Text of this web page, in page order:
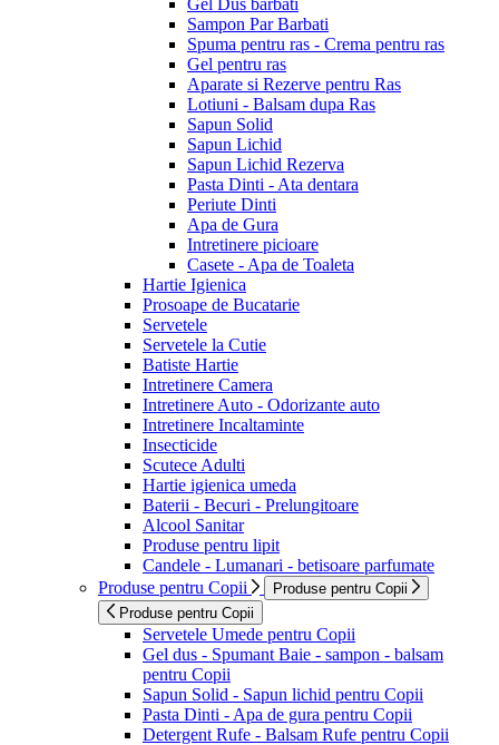
Sampon Par Barbati
Spuma pentru ras - Crema pentru ras
Gel pentru ras
Aparate si Rezerve pentru Ras
Lotiuni - Balsam dupa Ras
Sapun Solid
Sapun Lichid
Sapun Lichid Rezerva
Pasta Dinti - Ata dentara
Periute Dinti
Apa de Gura
Intretinere picioare
Casete - Apa de Toaleta
Hartie Igienica
Prosoape de Bucatarie
Servetele
Servetele la Cutie
Batiste Hartie
Intretinere Camera
Intretinere Auto - Odorizante auto
Intretinere Incaltaminte
Insecticide
Scutece Adulti
Hartie igienica umeda
Baterii - Becuri - Prelungitoare
Alcool Sanitar
Produse pentru lipit
Candele - Lumanari - betisoare parfumate
Produse pentru Copii
Produse pentru Copii
Produse pentru Copii
Servetele Umede pentru Copii
Gel dus - Spumant Baie - sampon - balsam
pentru Copii
Sapun Solid - Sapun lichid pentru Copii
Pasta Dinti - Apa de gura pentru Copii
Detergent Rufe - Balsam Rufe pentru Copii